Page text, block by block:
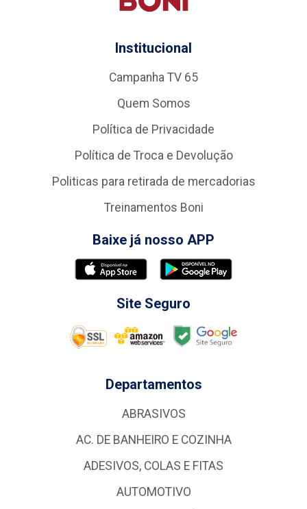
Institucional
Campanha TV 65
Quem Somos
Política de Privacidade
Política de Troca e Devolução
Politicas para retirada de mercadorias
Treinamentos Boni
Baixe já nosso APP
Site Seguro
Departamentos
ABRASIVOS
AC. DE BANHEIRO E COZINHA
ADESIVOS, COLAS E FITAS
AUTOMOTIVO